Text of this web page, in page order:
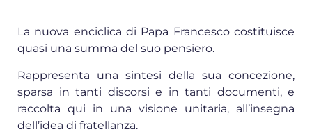
La nuova enciclica di Papa Francesco costituisce
quasi una summa del suo pensiero.
Rappresenta una sintesi della sua concezione,
sparsa in tanti discorsi e in tanti documenti, e
raccolta qui in una visione unitaria, all’insegna
dell’idea di fratellanza.